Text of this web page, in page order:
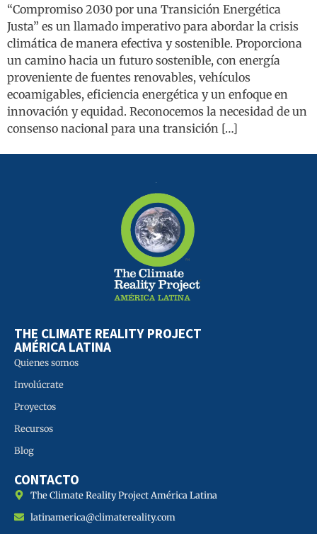
“Compromiso 2030 por una Transición Energética
Justa” es un llamado imperativo para abordar la crisis
climática de manera efectiva y sostenible. Proporciona
un camino hacia un futuro sostenible, con energía
proveniente de fuentes renovables, vehículos
ecoamigables, eficiencia energética y un enfoque en
innovación y equidad. Reconocemos la necesidad de un
consenso nacional para una transición […]
THE CLIMATE REALITY PROJECT
AMÉRICA LATINA
Quienes somos
Involúcrate
Proyectos
Recursos
Blog
CONTACTO
The Climate Reality Project América Latina
latinamerica@climatereality.com